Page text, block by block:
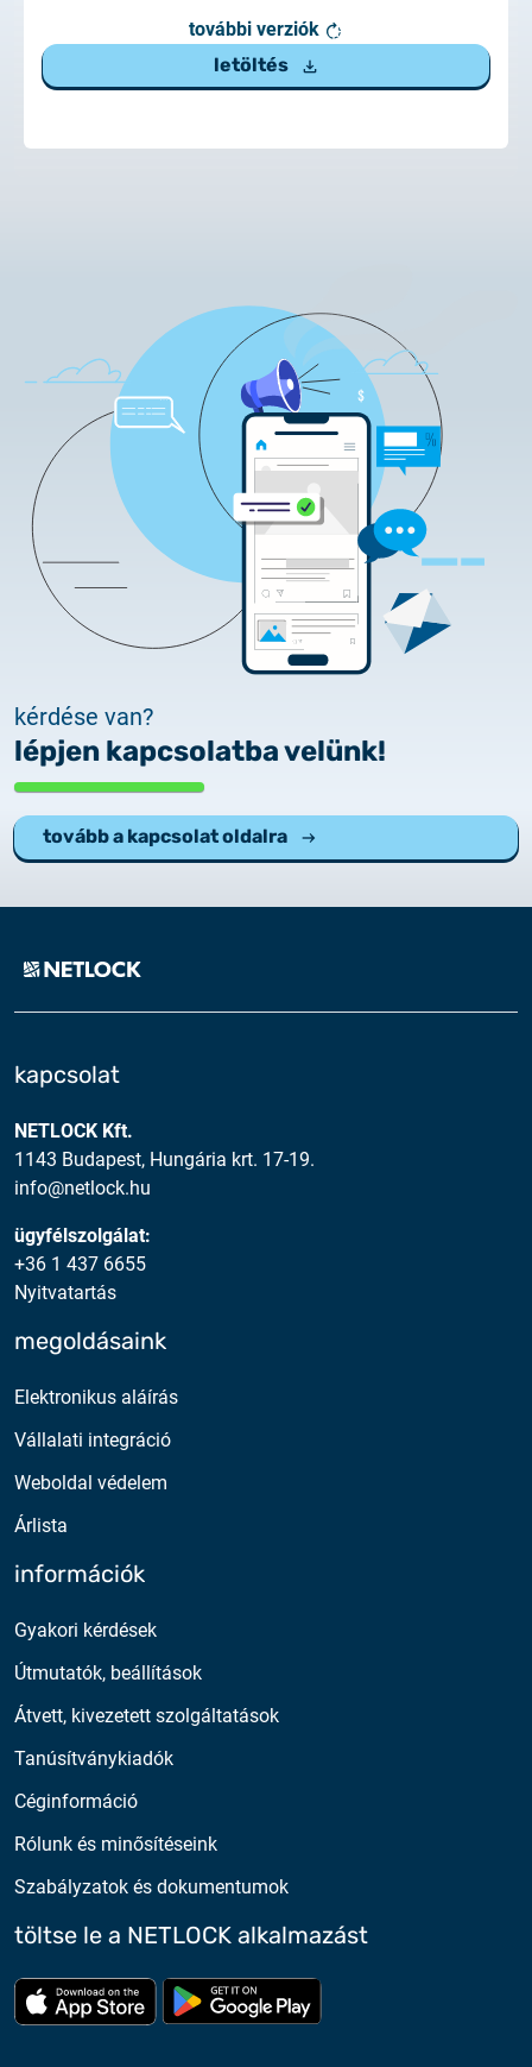
további verziók
letöltés
kérdése van?
lépjen kapcsolatba velünk!
tovább a kapcsolat oldalra
kapcsolat
NETLOCK Kft.
1143 Budapest, Hungária krt. 17-19.
info@netlock.hu
ügyfélszolgálat:
+36 1 437 6655
Nyitvatartás
megoldásaink
Elektronikus aláírás
Vállalati integráció
Weboldal védelem
Árlista
információk
Gyakori kérdések
Útmutatók, beállítások
Átvett, kivezetett szolgáltatások
Tanúsítványkiadók
Céginformáció
Rólunk és minősítéseink
Szabályzatok és dokumentumok
töltse le a NETLOCK alkalmazást
Töltse le az App Store-bólTöltse le a google play-